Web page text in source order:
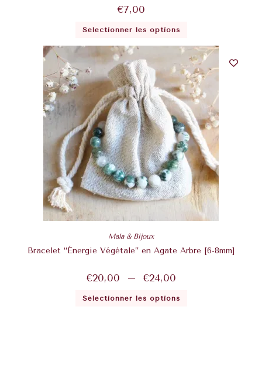
€7,00
Sélectionner les options
Mala & Bijoux
Bracelet “Énergie Végétale” en Agate Arbre [6-8mm]
€20,00 – €24,00
Sélectionner les options